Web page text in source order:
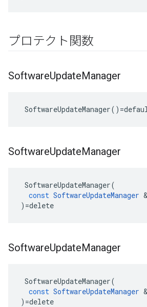
プロテクト関数
SoftwareUpdateManager
SoftwareUpdateManager
SoftwareUpdateManager(
const SoftwareUpdateManager &
) =delete
SoftwareUpdateManager
SoftwareUpdateManager(
const SoftwareUpdateManager
) =delete